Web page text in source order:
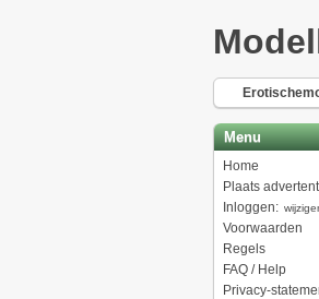
Menu
Home
Plaats
Inloggen:
Voorwaarden
Regels
FAQ / Help
Privacy-